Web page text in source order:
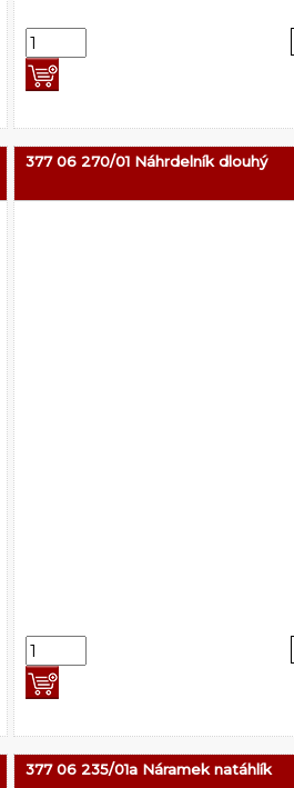
377 06 270/01 Náhrdelník dlouhý
377 06 235/01a Náramek natáhlík